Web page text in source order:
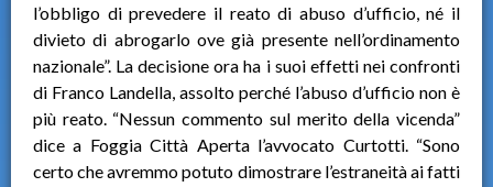
l’obbligo di prevedere il reato di abuso d’ufficio, né il
divieto di abrogarlo ove già presente nell’ordinamento
nazionale”. La decisione ora ha i suoi effetti nei confronti
di Franco Landella, assolto perché l’abuso d’ufficio non è
più reato. “Nessun commento sul merito della vicenda”
dice a Foggia Città Aperta l’avvocato Curtotti. “Sono
certo che avremmo potuto dimostrare l’estraneità ai fatti